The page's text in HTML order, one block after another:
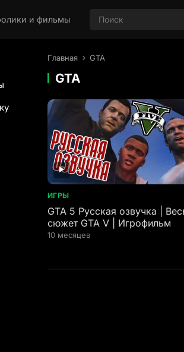
и фильмы
Главная GTA
GTA
ИГРЫ
GTA 5 Русская озвучка |
сюжет GTA V | Игрофильм
10 месяцев